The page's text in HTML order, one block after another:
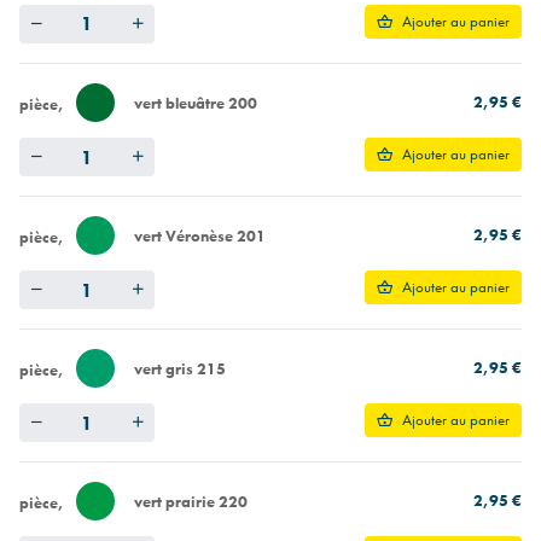
Ajouter au panier
pièce vert bleuâtre 200 2,95 €
Ajouter au panier
pièce vert Véronèse 201 2,95 €
Ajouter au panier
pièce vert gris 215 2,95 €
Ajouter au panier
pièce vert prairie 220 2,95 €